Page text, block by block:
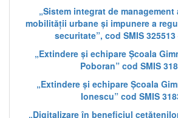
„Sistem integrat de
mobilității urbane și impunere a
securitate”, cod SMIS
„Extindere și echipare Școala
Poboran” cod SMIS
„Extindere și echipare Școala
Ionescu” cod SMIS
„Digitalizare în beneficiul